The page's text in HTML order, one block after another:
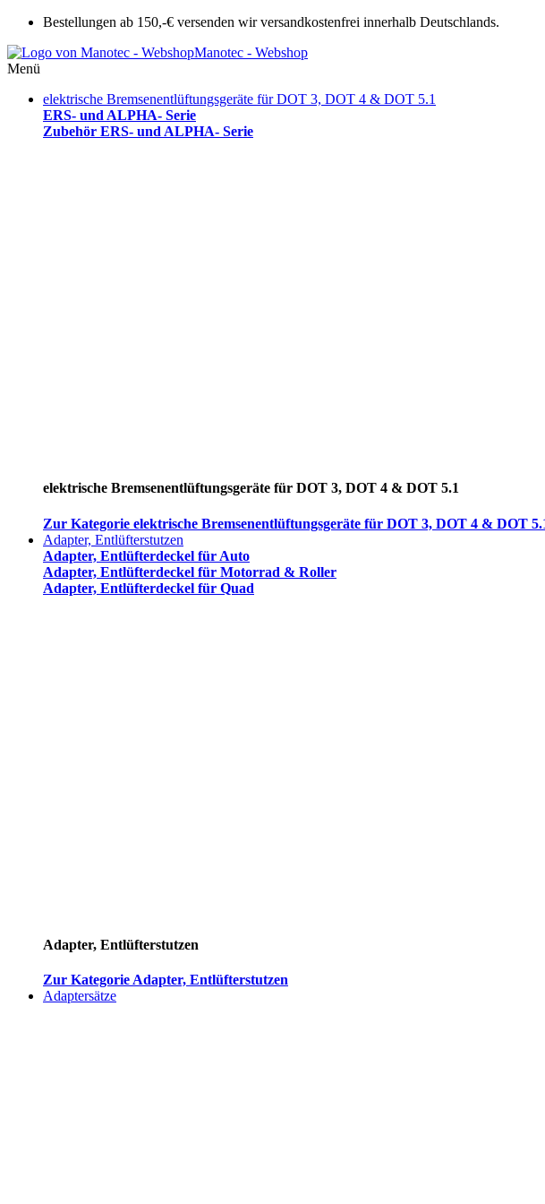
Bestellungen ab 150,-€ versenden wir versandkostenfrei innerhalb Deutschlands.
Manotec - Webshop
Menü
elektrische Bremsenentlüftungsgeräte für DOT 3, DOT 4 & DOT 5.1
ERS- und ALPHA- Serie
Zubehör ERS- und ALPHA- Serie
elektrische Bremsenentlüftungsgeräte für DOT 3, DOT 4 & DOT 5.1
Zur Kategorie elektrische Bremsenentlüftungsgeräte für DOT 3, DOT 4 & DOT
Adapter, Entlüfterstutzen
Adapter, Entlüfterdeckel für Auto
Adapter, Entlüfterdeckel für Motorrad & Roller
Adapter, Entlüfterdeckel für Quad
Adapter, Entlüfterstutzen
Zur Kategorie Adapter, Entlüfterstutzen
Adaptersätze